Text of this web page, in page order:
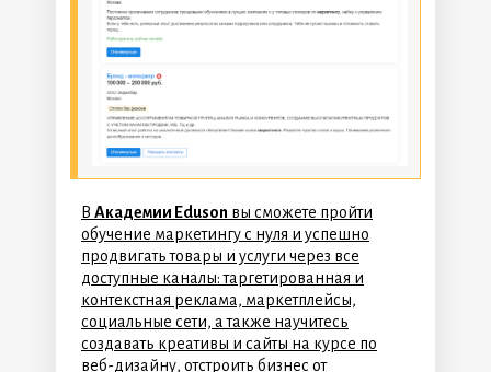
В Академии Eduson вы сможете пройти
обучение маркетингу с нуля и успешно
продвигать товары и услуги через все
доступные каналы: таргетированная и
контекстная реклама, маркетплейсы,
социальные сети, а также научитесь
создавать креативы и сайты на курсе по
веб-дизайну, отстроить бизнес от